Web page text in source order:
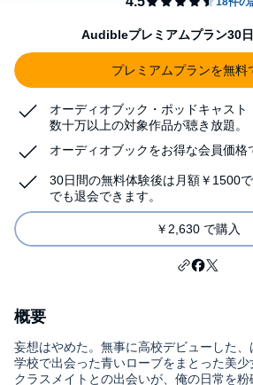
Audibleプレミアムプラン30
プレミアムプランを無料
オーディオブック・ポッドキャス
数十万以上の対象作品が聴き放題。
オーディオブックをお得な会員価格
30日間の無料体験後は月額￥1500
でも退会できます。
￥2,630 で購入
概要
妄想はやめた。無事に高校デビューした
学校で出会った青いローブをまとった美
クラスメイトとの出会いが、俺の日常を